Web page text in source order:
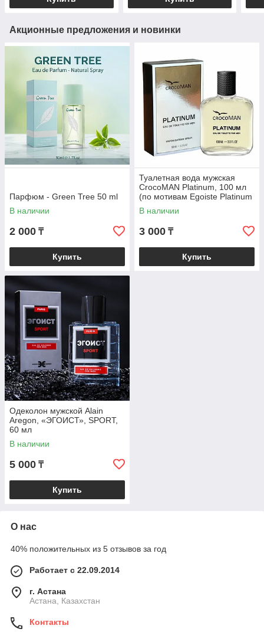
Акционные предложения и новинки
Парфюм - Green Tree 50 ml
В наличии
2 000 ₸
Купить
Туалетная вода мужская
CrocoMAN Platinum, 100 мл
(по мотивам Egoiste Platinum
(Chanel)
В наличии
3 000 ₸
Купить
Одеколон мужской Alain
Aregon, «ЭГОИСТ», SPORT,
60 мл
В наличии
5 000 ₸
Купить
О нас
40% положительных из 5 отзывов за год
Работает с 22.09.2014
г. Астана
Астана, Казахстан
Контакты